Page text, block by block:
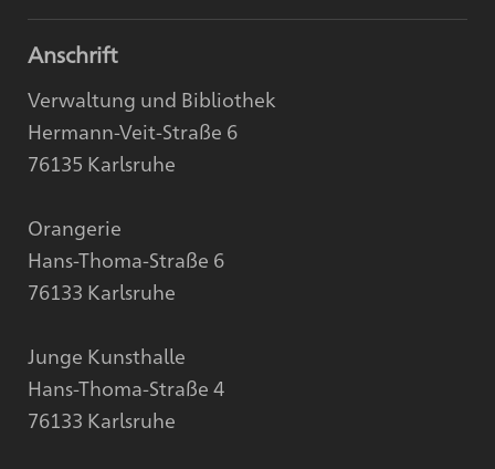
Anschrift
Verwaltung und Bibliothek
Hermann-Veit-Straße 6
76135 Karlsruhe
Orangerie
Hans-Thoma-Straße 6
76133 Karlsruhe
Junge Kunsthalle
Hans-Thoma-Straße 4
76133 Karlsruhe